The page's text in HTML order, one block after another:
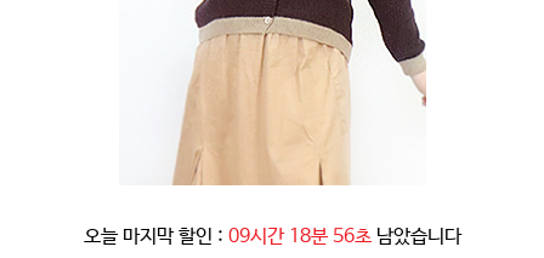
오늘 마지막 할인 : 09시간 18분 55초 남았습니다